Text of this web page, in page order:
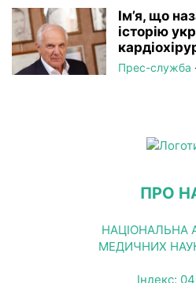
Ім’я, що
історію
Прес-служба
ПРО
НАЦІОНАЛЬНА
МЕДИЧНИХ
Індекс: